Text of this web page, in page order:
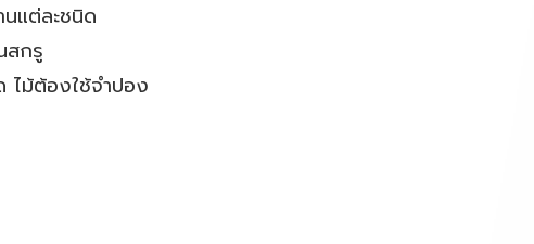
นแต่ละชนิด
สกรู
ไม้ต้องใช้จำปอง